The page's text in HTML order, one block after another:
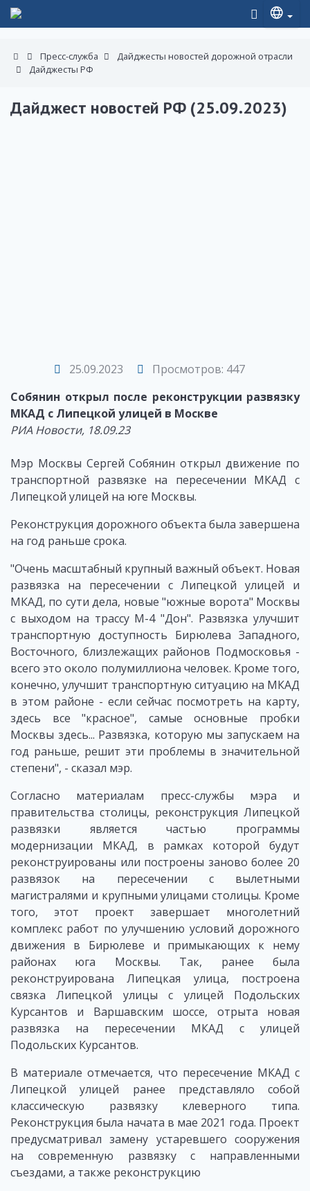
Пресс-служба
Дайджесты новостей дорожной отрасли
Дайджесты РФ
Дайджест новостей РФ (25.09.2023)
25.09.2023
Просмотров: 447
Собянин открыл после реконструкции развязку
МКАД с Липецкой улицей в Москве
РИА Новости, 18.09.23
Мэр Москвы Сергей Собянин открыл движение по
транспортной развязке на пересечении МКАД с
Липецкой улицей на юге Москвы.
Реконструкция дорожного объекта была завершена
на год раньше срока.
"Очень масштабный крупный важный объект. Новая
развязка на пересечении с Липецкой улицей и
МКАД, по сути дела, новые "южные ворота" Москвы
с выходом на трассу М-4 "Дон". Развязка улучшит
транспортную доступность Бирюлева Западного,
Восточного, близлежащих районов Подмосковья -
всего это около полумиллиона человек. Кроме того,
конечно, улучшит транспортную ситуацию на МКАД
в этом районе - если сейчас посмотреть на карту,
здесь все "красное", самые основные пробки
Москвы здесь... Развязка, которую мы запускаем на
год раньше, решит эти проблемы в значительной
степени", - сказал мэр.
Согласно материалам пресс-службы мэра и
правительства столицы, реконструкция Липецкой
развязки является частью программы
модернизации МКАД, в рамках которой будут
реконструированы или построены заново более 20
развязок на пересечении с вылетными
магистралями и крупными улицами столицы. Кроме
того, этот проект завершает многолетний
комплекс работ по улучшению условий дорожного
движения в Бирюлеве и примыкающих к нему
районах юга Москвы. Так, ранее была
реконструирована Липецкая улица, построена
связка Липецкой улицы с улицей Подольских
Курсантов и Варшавским шоссе, отрыта новая
развязка на пересечении МКАД с улицей
Подольских Курсантов.
В материале отмечается, что пересечение МКАД с
Липецкой улицей ранее представляло собой
классическую развязку клеверного типа.
Реконструкция была начата в мае 2021 года. Проект
предусматривал замену устаревшего сооружения
на современную развязку с направленными
съездами, а также реконструкцию